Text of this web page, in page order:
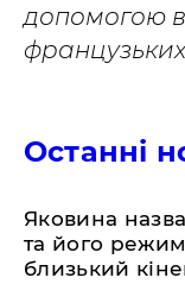
допомогою
Останні
Яковина
та його
близький